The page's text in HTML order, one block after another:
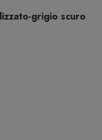
grigio scuro